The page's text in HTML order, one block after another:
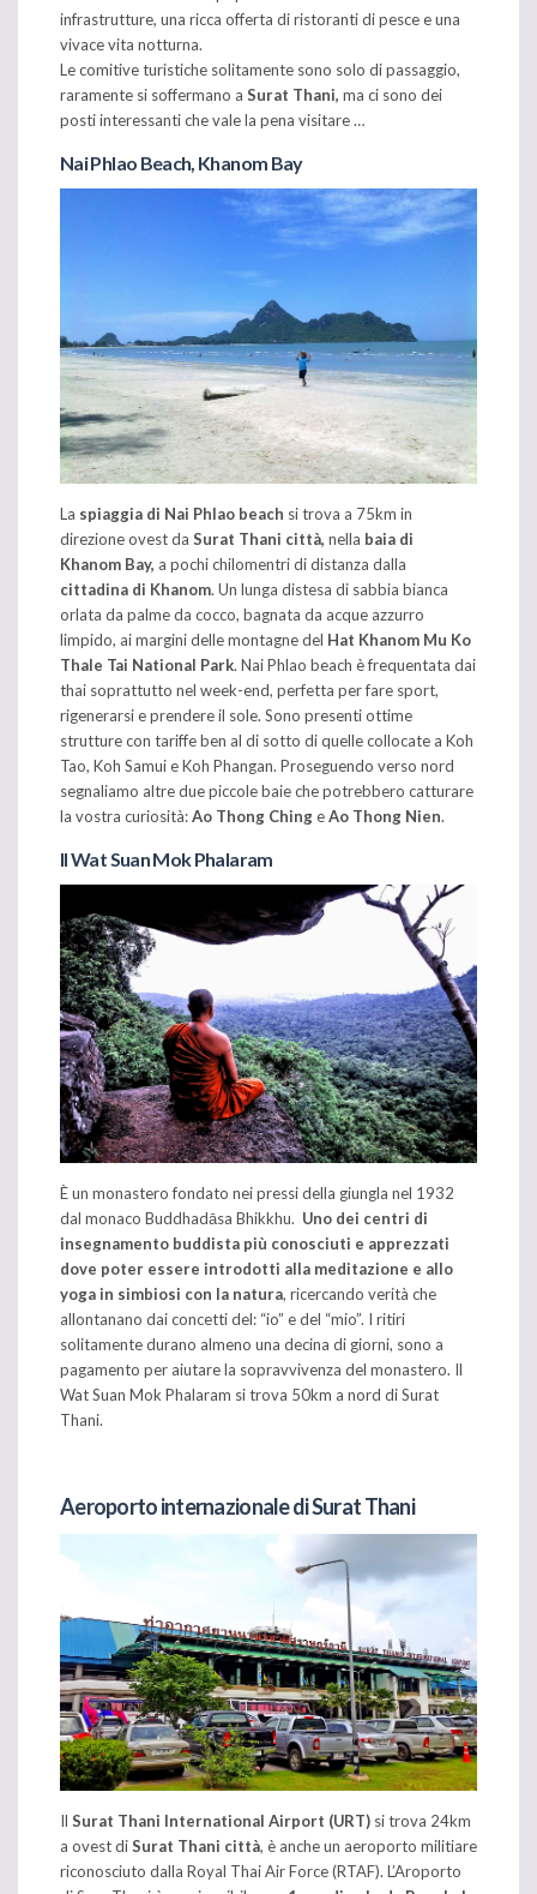
infrastrutture, una ricca offerta di ristoranti di pesce e una
vivace vita notturna.
Le comitive turistiche solitamente sono solo di passaggio,
raramente si soffermano a Surat Thani, ma ci sono dei
posti interessanti che vale la pena visitare …
Nai Phlao Beach, Khanom Bay
La spiaggia di Nai Phlao beach si trova a 75km in
direzione ovest da Surat Thani città, nella baia di
Khanom Bay, a pochi chilomentri di distanza dalla
cittadina di Khanom. Un lunga distesa di sabbia bianca
orlata da palme da cocco, bagnata da acque azzurro
limpido, ai margini delle montagne del Hat Khanom Mu Ko
Thale Tai National Park. Nai Phlao beach è frequentata dai
thai soprattutto nel week-end, perfetta per fare sport,
rigenerarsi e prendere il sole. Sono presenti ottime
strutture con tariffe ben al di sotto di quelle collocate a Koh
Tao, Koh Samui e Koh Phangan. Proseguendo verso nord
segnaliamo altre due piccole baie che potrebbero catturare
la vostra curiosità:Ao Thong ChingeAo Thong Nien.
Il Wat Suan Mok Phalaram
È un monastero fondato nei pressi della giungla nel 1932
dal monaco Buddhadāsa Bhikkhu. Uno dei centri di
insegnamento buddista più conosciuti e apprezzati
dove poter essere introdotti alla meditazione e allo
yoga in simbiosi con la natura, ricercando verità che
allontanano dai concetti del: “io” e del “mio”. I ritiri
solitamente durano almeno una decina di giorni, sono a
pagamento per aiutare la sopravvivenza del monastero. Il
Wat Suan Mok Phalaram si trova 50km a nord di Surat
Thani.
Aeroporto internazionale di Surat Thani
Il Surat Thani International Airport (URT) si trova 24km
a ovest diSurat Thani città, è anche un aeroporto militiare
riconosciuto dalla Royal Thai Air Force (RTAF). L’Aroporto